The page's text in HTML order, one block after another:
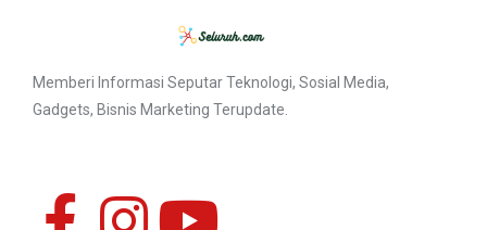
Memberi Informasi Seputar Teknologi, Sosial Media,
Gadgets, Bisnis Marketing Terupdate.